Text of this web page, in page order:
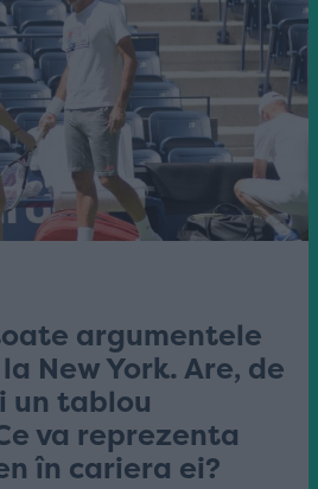
argumentele
New York. Are, de
un tablou
va reprezenta
în cariera ei?